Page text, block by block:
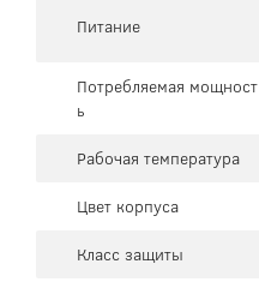
Питание
Потребляемая мощност
ь
Рабочая температура
Цвет корпуса
Класс защиты